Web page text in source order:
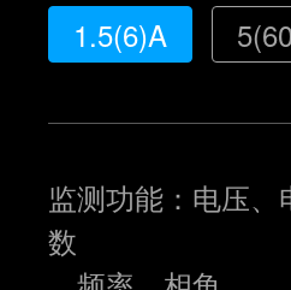
1.5(6)A
监测功能：电压
数